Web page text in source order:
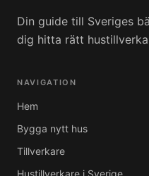
Din guide till Sveriges
dig hitta rätt
NAVIGATION
Hem
Bygga nytt hus
Tillverkare